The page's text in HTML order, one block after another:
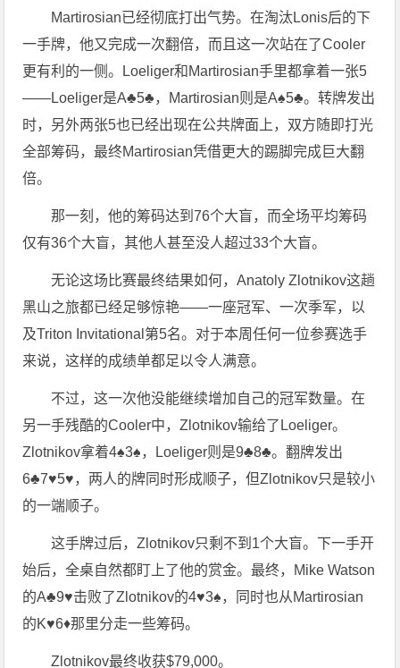
Martirosian已经彻底打出气势。在淘汰Lonis后的下
一手牌，他又完成一次翻倍，而且这一次站在了Cooler
更有利的一侧。Loeliger和Martirosian手里都拿着一张5
——Loeliger是A♣5♣，Martirosian则是A♠5♣。转牌发出
时，另外两张5也已经出现在公共牌面上，双方随即打光
全部筹码，最终Martirosian凭借更大的踢脚完成巨大翻
倍。
那一刻，他的筹码达到76个大盲，而全场平均筹码
仅有36个大盲，其他人甚至没人超过33个大盲。
无论这场比赛最终结果如何，Anatoly Zlotnikov这趟
黑山之旅都已经足够惊艳——一座冠军、一次季军，以
及Triton Invitational第5名。对于本周任何一位参赛选手
来说，这样的成绩单都足以令人满意。
不过，这一次他没能继续增加自己的冠军数量。在
另一手残酷的Cooler中，Zlotnikov输给了Loeliger。
Zlotnikov拿着4♠3♠，Loeliger则是9♣8♣。翻牌发出
6♣7♥5♥，两人的牌同时形成顺子，但Zlotnikov只是较小
的一端顺子。
这手牌过后，Zlotnikov只剩不到1个大盲。下一手开
始后，全桌自然都盯上了他的赏金。最终，Mike Watson
的A♣9♥击败了Zlotnikov的4♥3♠，同时也从Martirosian
的K♥6♦那里分走一些筹码。
Zlotnikov最终收获$79,000。